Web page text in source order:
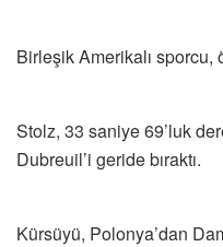
Birleşik Amerikalı sporcu,
Stolz, 33 saniye 69’luk
Dubreuil’i geride bıraktı.
Kürsüyü, Polonya’dan